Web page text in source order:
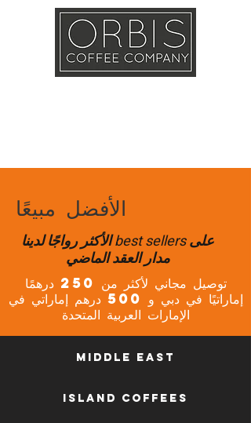
الأفضل مبيعًا
الأكثر رواجًا لدينا best sellers على
مدار العقد الماضي
توصيل مجاني لأكثر من 250 درهمًا
إماراتيًا في دبي و 500 درهم إماراتي في
الإمارات العربية المتحدة
Middle East
Island Coffees